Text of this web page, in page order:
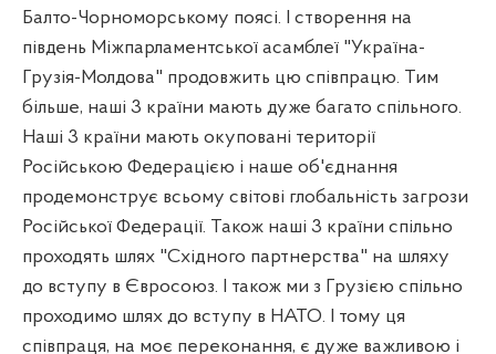
Балто-Чорноморському поясі. І створення на
південь Міжпарламентської асамблеї "Україна-
Грузія-Молдова" продовжить цю співпрацю. Тим
більше, наші 3 країни мають дуже багато спільного.
Наші 3 країни мають окуповані території
Російською Федерацією і наше об'єднання
продемонструє всьому світові глобальність загрози
Російської Федерації. Також наші 3 країни спільно
проходять шлях "Східного партнерства" на шляху
до вступу в Євросоюз. І також ми з Грузією спільно
проходимо шлях до вступу в НАТО. І тому ця
співпраця, на моє переконання, є дуже важливою і